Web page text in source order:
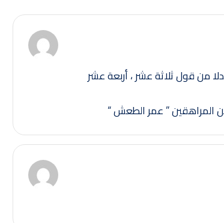
من قول ثلاثة عشر ، أربعة عشر
عن المراهقين ” عمر الطعش “